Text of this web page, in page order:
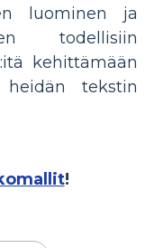
luominen ja
todellisiin
kehittämään
tekstin
!